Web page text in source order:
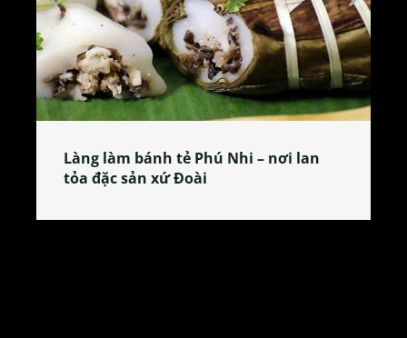
Làng làm bánh tẻ Phú Nhi – nơi lan
tỏa đặc sản xứ Đoài